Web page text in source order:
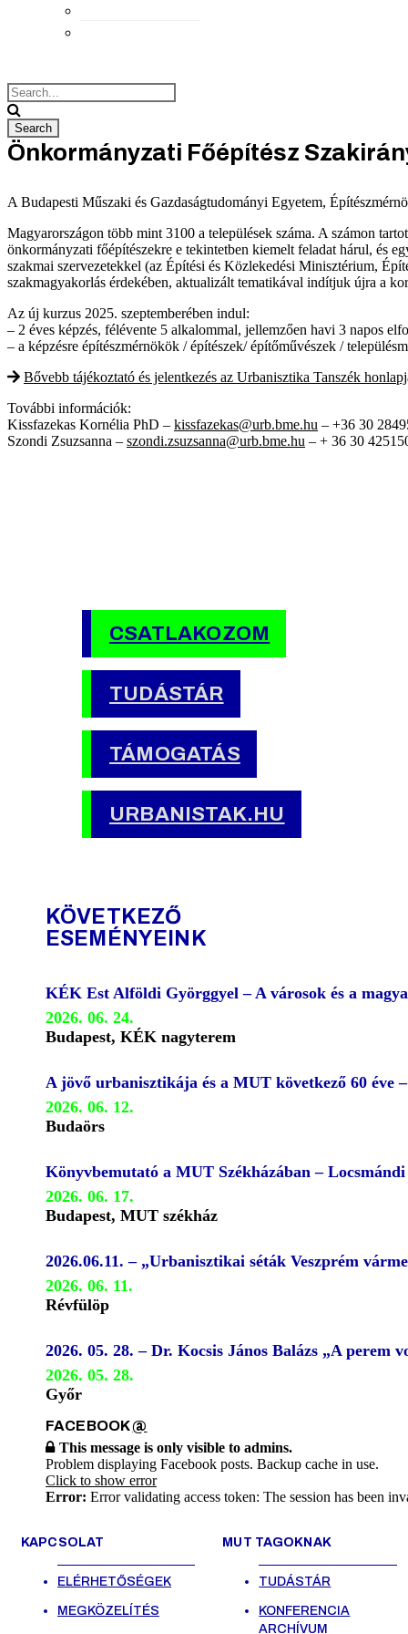
Önkormányzati Főépítész
A Budapesti Műszaki és Gazdaságtudományi Egyetem,
Magyarországon több mint 3100 a települések száma. A számon
önkormányzati főépítészekre e tekintetben kiemelt feladat hárul, és
szakmai szervezetekkel (az Építési és Közlekedési Minisztérium,
szakmagyakorlás érdekében, aktualizált tematikával indítjuk újra a
Az új kurzus 2025. szeptemberében indul:
– 2 éves képzés, félévente 5 alkalommal, jellemzően havi 3 napos
– a képzésre építészmérnökök / építészek/ építőművészek /
Bővebb tájékoztató és jelentkezés az Urbanisztika Tanszék
További információk:
Kissfazekas Kornélia PhD – kissfazekas@urb.bme.hu – +36 30
Szondi Zsuzsanna – szondi.zsuzsanna@urb.bme.hu – + 36 30
CSATLAKOZOM
TUDÁSTÁR
TÁMOGATÁS
URBANISTAK.HU
KÖVETKEZŐ
ESEMÉNYEINK
KÉK Est Alföldi Györggyel – A városok és a
2026. 06. 24.
Budapest, KÉK nagyterem
A jövő urbanisztikája és a MUT következő 60 éve
2026. 06. 12.
Budaörs
Könyvbemutató a MUT Székházában –
2026. 06. 17.
Budapest, MUT székház
2026.06.11. – „Urbanisztikai séták Veszprém
2026. 06. 11.
Révfülöp
2026. 05. 28. – Dr. Kocsis János Balázs „A perem
2026. 05. 28.
Győr
FACEBOOK@
This message is only visible to admins.
Problem displaying Facebook posts. Backup cache in use.
Click to show error
Error: Error validating access token: The session has been
KAPCSOLAT
ELÉRHETŐSÉGEK
MEGKÖZELÍTÉS
MUT TAGOKNAK
TUDÁSTÁR
KONFERENCIA
ARCHÍVUM